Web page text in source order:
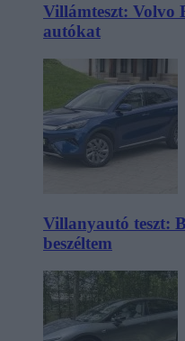
Villámteszt: Volvo
autókat
Villanyautó teszt:
beszéltem